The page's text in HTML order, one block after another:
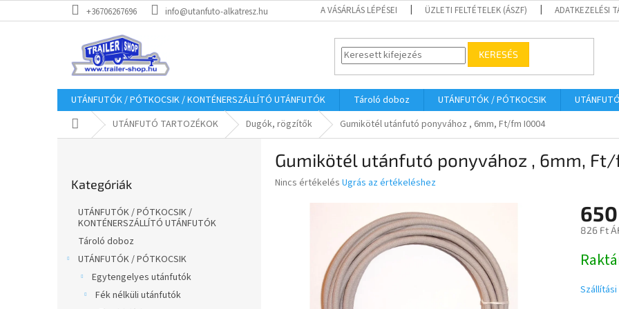
a
+36706267696 info@utanfuto-alkatresz.hu A VÁSÁRLÁS LÉPÉSEI ÜZLETI FELTÉTELEK (ÁSZF) ADATKEZELÉSI
KERESÉS
UTÁNFUTÓK / PÓTKOCSIK / KONTÉNERSZÁLLÍTÓ UTÁNFUTÓK Tároló doboz UTÁNFUTÓK / PÓTKOCSIK
KezdőlapUTÁNFUTÓ TARTOZÉKOK Dugók, rögzítők Gumikötél utánfutó ponyvához , 6mm, Ft/fm I0004
átugrása
Kategóriák
UTÁNFUTÓK / PÓTKOCSIK /
KONTÉNERSZÁLLÍTÓ UTÁNFUTÓK
Tároló doboz
UTÁNFUTÓK / PÓTKOCSIK
Egytengelyes utánfutók
Fék nélküli utánfutók
Gumikötél utánfutó ponyvához , 6mm,
A
Nincs értékelés Ugrás az értékeléshez
826 Ft